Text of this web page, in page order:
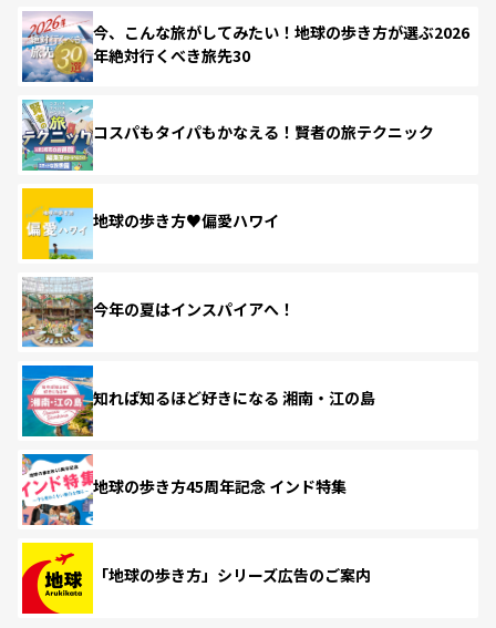
今、こんな旅がしてみたい！地球の歩き方が選ぶ2026
年絶対行くべき旅先30
コスパもタイパもかなえる！賢者の旅テクニック
地球の歩き方♥偏愛ハワイ
今年の夏はインスパイアへ！
知れば知るほど好きになる 湘南・江の島
地球の歩き方45周年記念 インド特集
「地球の歩き方」シリーズ広告のご案内